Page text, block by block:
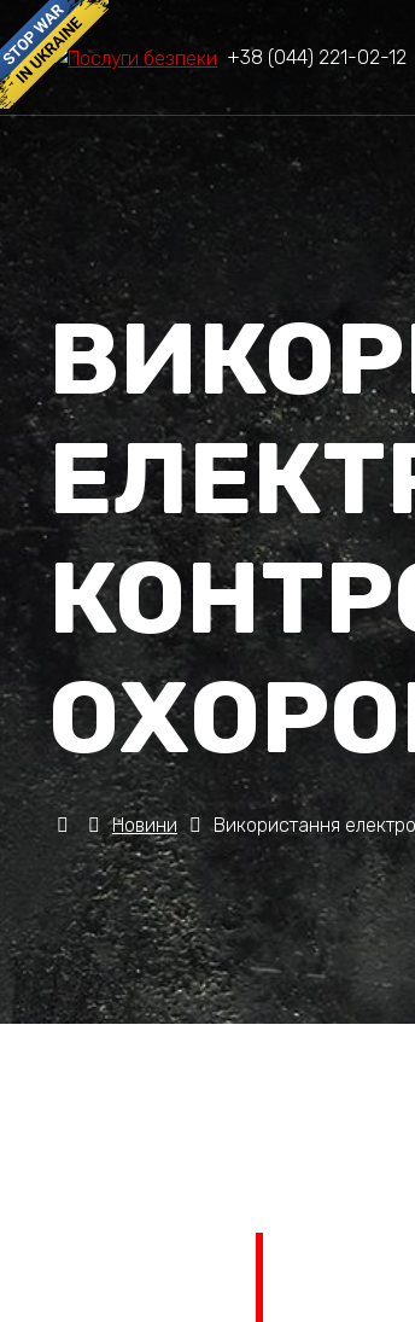
+38 (044) 221-02-12
Новини Використання